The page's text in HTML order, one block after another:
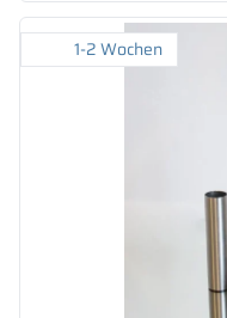
1-2 Wochen